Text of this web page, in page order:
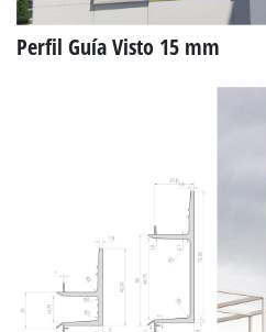
Perfil Guía Visto 15 mm